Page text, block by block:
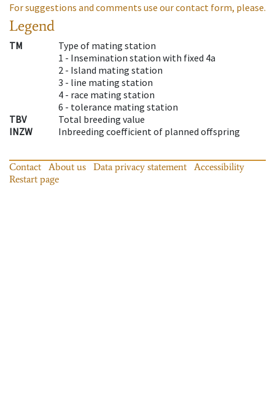
For suggestions and comments use our contact form, please.
Legend
TM
Type of mating station
1 - Insemination station with fixed 4a
2 - Island mating station
3 - line mating station
4 - race mating station
6 - tolerance mating station
TBV
Total breeding value
INZW
Inbreeding coefficient of planned offspring
Contact About us Data privacy statement
Accessibility
Restart page